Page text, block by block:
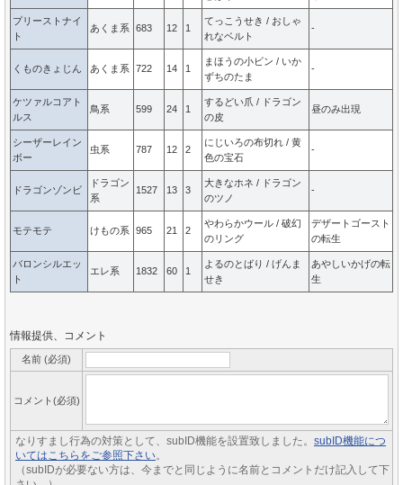
プリーストナイ
ト
あくま系 683 12 1
てっこうせき / おしゃ
れなベルト
-
くものきょじん あくま系 722 14 1
まほうの小ビン / いか
ずちのたま
-
ケツァルコアト
ルス
鳥系 599 24 1
するどい爪 / ドラゴン
の皮
昼のみ出現
シーザーレイン
ボー
虫系 787 12 2
にじいろの布切れ / 黄
色の宝石
-
ドラゴンゾンビ
ドラゴン
系
1527 13 3
大きなホネ / ドラゴン
のツノ
-
モテモテ けもの系 965 21 2
やわらかウール / 破幻
のリング
デザートゴースト
の転生
バロンシルエッ
ト
エレ系 1832 60 1
よるのとばり / げんま
せき
あやしいかげの転
生
情報提供、コメント
名前 (必須)
コメント(必須)
なりすまし行為の対策として、subID機能を設置致しました。 subID機能につ
いてはこちらをご参照下さい。
（subIDが必要ない方は、今までと同じように名前とコメントだけ記入して下